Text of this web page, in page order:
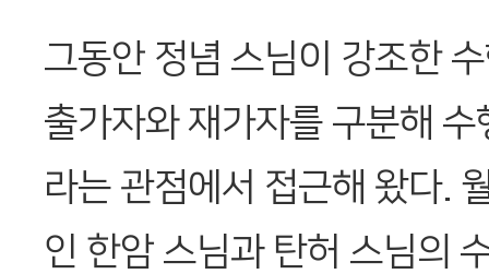
그동안 정념 스님이 강조한
출가자와 재가자를 구분해 수
라는 관점에서 접근해 왔다.
인 한암 스님과 탄허 스님의